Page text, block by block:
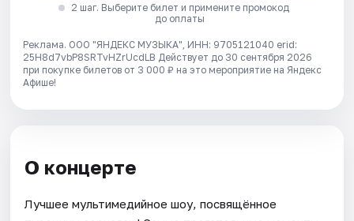
2 шаг. Выберите билет и примените промокод
до оплаты
Реклама. ООО "ЯНДЕКС МУЗЫКА", ИНН: 9705121040 erid:
25H8d7vbP8SRTvHZrUcdLB Действует до 30 сентября 2026
при покупке билетов от 3 000 ₽ на это мероприятие на Яндекс
Афише!
О концерте
Лучшее мультимедийное шоу, посвящённое